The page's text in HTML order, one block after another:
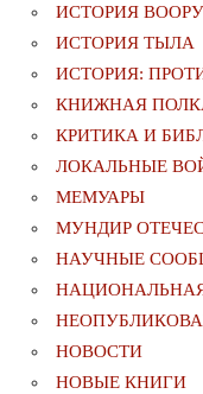
ИСТОРИЯ
ИСТОРИЯ ТЫЛА
ИСТОРИЯ:
КНИЖНАЯ
КРИТИКА И
ЛОКАЛЬНЫЕ
МЕМУАРЫ
МУНДИР
НАУЧНЫЕ
НОВОСТИ
НОВЫЕ КНИГИ